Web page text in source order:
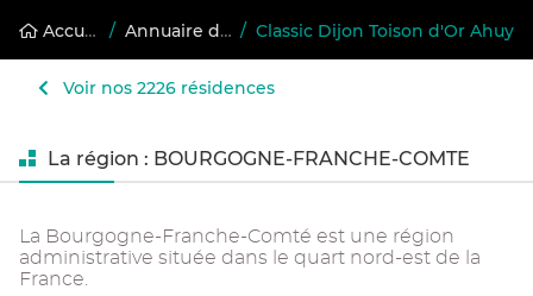
Accueil / Annuaire des résidences gérées / Classic Dijon Toison d'Or Ahuy
Voir nos 2226 résidences
La région : BOURGOGNE-FRANCHE-COMTE
La Bourgogne-Franche-Comté est une région
administrative située dans le quart nord-est de la
France.